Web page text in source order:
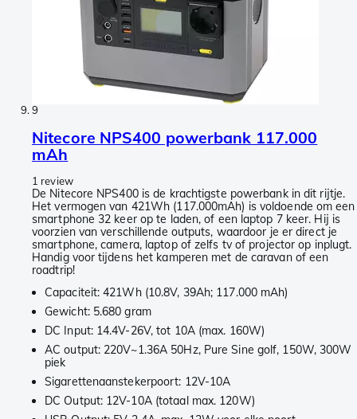
9
Nitecore NPS400 powerbank 117.000
mAh
1 review
De Nitecore NPS400 is de krachtigste powerbank in dit rijtje.
Het vermogen van 421Wh (117.000mAh) is voldoende om een
smartphone 32 keer op te laden, of een laptop 7 keer. Hij is
voorzien van verschillende outputs, waardoor je er direct je
smartphone, camera, laptop of zelfs tv of projector op inplugt.
Handig voor tijdens het kamperen met de caravan of een
roadtrip!
Capaciteit: 421Wh (10.8V, 39Ah; 117.000 mAh)
Gewicht: 5.680 gram
DC Input: 14.4V-26V, tot 10A (max. 160W)
AC output: 220V~1.36A 50Hz, Pure Sine golf, 150W, 300W
piek
Sigarettenaanstekerpoort: 12V-10A
DC Output: 12V-10A (totaal max. 120W)